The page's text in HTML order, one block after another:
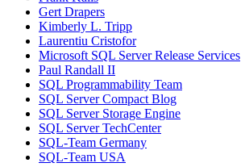
Gert Drapers
Kimberly L. Tripp
Laurentiu Cristofor
Microsoft SQL Server Release Services
Paul Randall II
SQL Programmability Team
SQL Server Compact Blog
SQL Server Storage Engine
SQL Server TechCenter
SQL-Team Germany
SQL-Team USA